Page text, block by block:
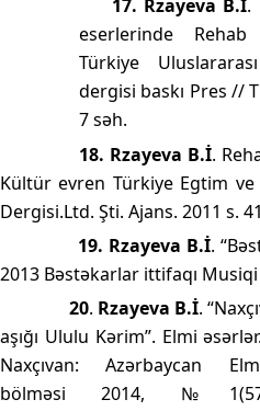
17. Rzayeva B.İ.
eserlerinde
Türkiye
dergisi baskı Pres //
7 səh.
18. Rzayeva B.İ.
Kültür evren Türkiye Egtim ve
Dergisi.Ltd. Şti. Ajans. 2011 s.
19. Rzayeva B.İ.
2013 Bəstəkarlar ittifaqı Musiqi
20. Rzayeva B.İ.
aşığı Ululu Kərim”. Elmi
Naxçıvan: Azərbaycan
bölməsi 2014,